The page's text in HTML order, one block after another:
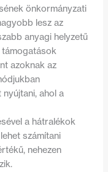
önkormányzati
lesz az
anyagi helyzetű
azoknak az
ahol a
a hátralékok
számítani
nehezen